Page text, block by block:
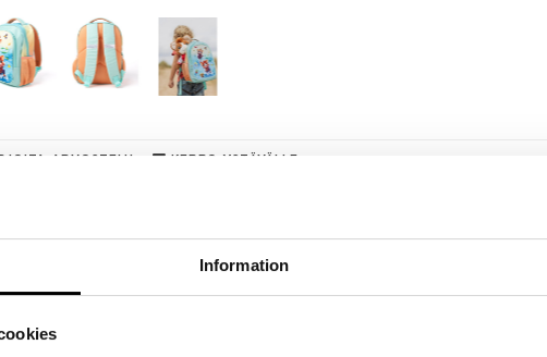
Information
ARVOSTELU KERRO YSTÄVÄLLE
löydöt kotiin!
suuren valikoiman jännittäviä tuotteita
hinnoilla!
voivat päästä loppumaan!